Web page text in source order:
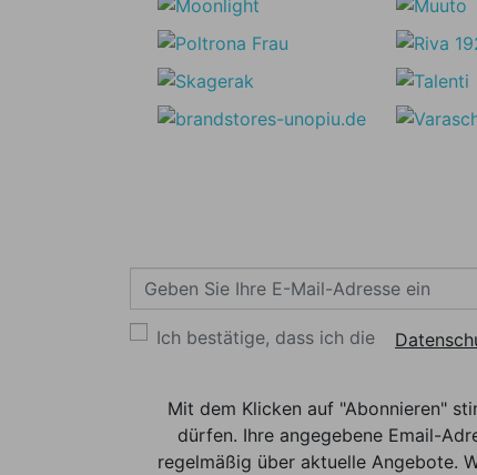
Ich bestätige, dass ich die
Mit dem Klicken auf "Abonnieren"
dürfen. Ihre angegebene Email-
regelmäßig über aktuelle Angebote.